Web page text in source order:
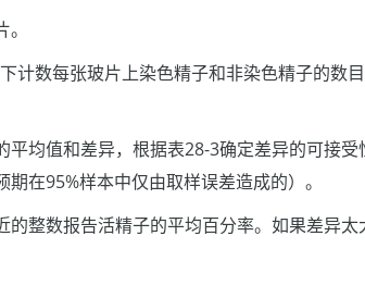
计数每张玻片上染色精子和非染色精子的数
均值和差异，根据表28-3确定差异的可接
在95%样本中仅由取样误差造成的）。
的整数报告活精子的平均百分率。如果差异